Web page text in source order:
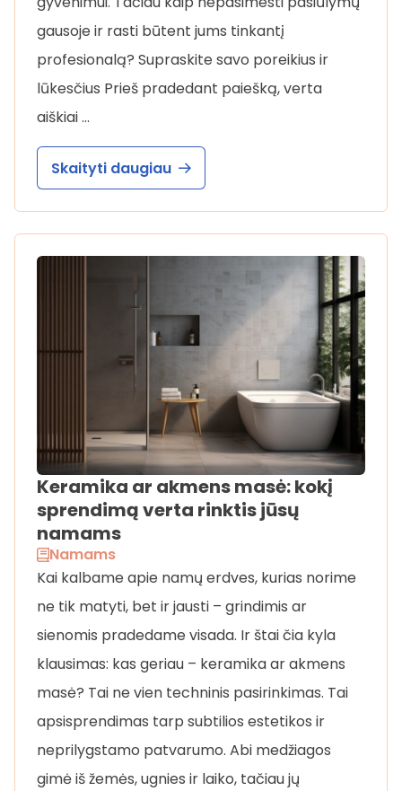
gausoje ir rasti būtent jums tinkantį
profesionalą? Supraskite savo poreikius ir
lūkesčius Prieš pradedant paiešką, verta
aiškiai …
Skaityti daugiau
Keramika ar akmens masė: kokį
sprendimą verta rinktis jūsų
namams
Namams
Kai kalbame apie namų erdves, kurias norime
ne tik matyti, bet ir jausti – grindimis ar
sienomis pradedame visada. Ir štai čia kyla
klausimas: kas geriau – keramika ar akmens
masė? Tai ne vien techninis pasirinkimas. Tai
apsisprendimas tarp subtilios estetikos ir
neprilygstamo patvarumo. Abi medžiagos
gimė iš žemės, ugnies ir laiko, tačiau jų